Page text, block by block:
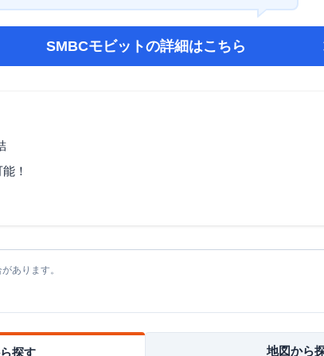
SMBCモビットの詳細はこちら
！
あります。
探す 地図から